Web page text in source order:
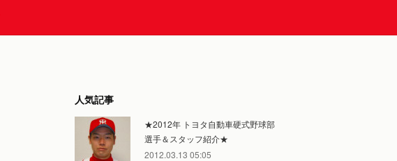
人気記事
★2012年 トヨタ自動車硬式野球部
選手＆スタッフ紹介★
2012.03.13 05:05